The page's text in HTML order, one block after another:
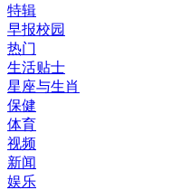
特辑
早报校园
热门
生活贴士
星座与生肖
保健
体育
视频
新闻
娱乐